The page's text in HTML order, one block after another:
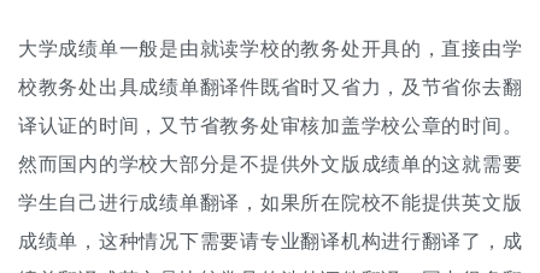
大学成绩单一般是由就读学校的教务处开具的，直接由学
校教务处出具成绩单翻译件既省时又省力，及节省你去翻
译认证的时间，又节省教务处审核加盖学校公章的时间。
然而国内的学校大部分是不提供外文版成绩单的这就需要
学生自己进行成绩单翻译，如果所在院校不能提供英文版
成绩单，这种情况下需要请专业翻译机构进行翻译了，成